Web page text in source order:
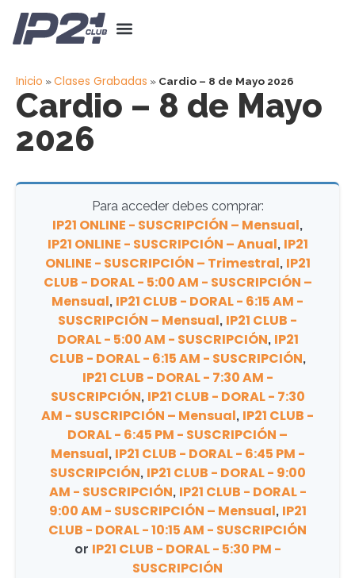
Inicio »Clases Grabadas » Cardio – 8 de Mayo 2026
Cardio – 8 de Mayo
2026
Para acceder debes comprar:
IP21 ONLINE - SUSCRIPCIÓN – Mensual,
IP21 ONLINE - SUSCRIPCIÓN – Anual, IP21
ONLINE - SUSCRIPCIÓN – Trimestral, IP21
CLUB - DORAL - 5:00 AM - SUSCRIPCIÓN –
Mensual, IP21 CLUB - DORAL - 6:15 AM -
SUSCRIPCIÓN – Mensual, IP21 CLUB -
DORAL - 5:00 AM - SUSCRIPCIÓN, IP21
CLUB - DORAL - 6:15 AM - SUSCRIPCIÓN,
IP21 CLUB - DORAL - 7:30 AM -
SUSCRIPCIÓN, IP21 CLUB - DORAL - 7:30
AM - SUSCRIPCIÓN – Mensual, IP21 CLUB -
DORAL - 6:45 PM - SUSCRIPCIÓN –
Mensual, IP21 CLUB - DORAL - 6:45 PM -
SUSCRIPCIÓN, IP21 CLUB - DORAL - 9:00
AM - SUSCRIPCIÓN, IP21 CLUB - DORAL -
9:00 AM - SUSCRIPCIÓN – Mensual, IP21
CLUB - DORAL - 10:15 AM - SUSCRIPCIÓN
or IP21 CLUB - DORAL - 5:30 PM -
SUSCRIPCIÓN